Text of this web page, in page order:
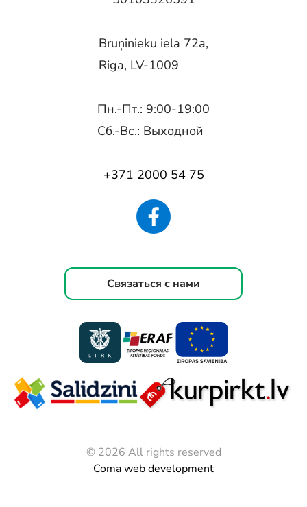
Bruņinieku iela 72a,
Riga, LV-1009
Пн.-Пт.: 9:00-19:00
Сб.-Вс.: Выходной
+371 2000 54 75
Связаться с нами
© 2026 All rights reserved
Coma web development